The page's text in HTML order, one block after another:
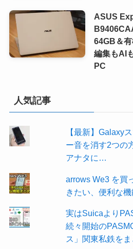
ASUS
64GB＆
編集もAI
PC
人気記事
【最新】Galaxy
ー音を消す2つの
アナタに…
arrows We3 を買
きたい、便利な機
実はSuicaより
続々開始の
ス」関東私鉄をま